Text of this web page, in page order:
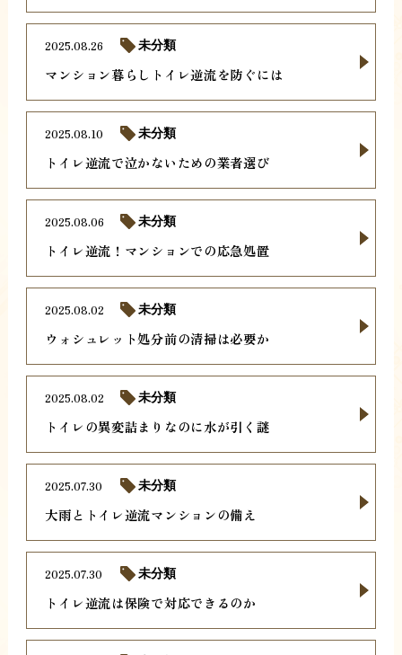
マンション暮らしトイレ逆流を防ぐには
2025.08.26 未分類
トイレ逆流で泣かないための業者選び
2025.08.10 未分類
トイレ逆流！マンションでの応急処置
2025.08.06 未分類
ウォシュレット処分前の清掃は必要か
2025.08.02 未分類
トイレの異変詰まりなのに水が引く謎
2025.08.02 未分類
大雨とトイレ逆流マンションの備え
2025.07.30 未分類
トイレ逆流は保険で対応できるのか
2025.07.30 未分類